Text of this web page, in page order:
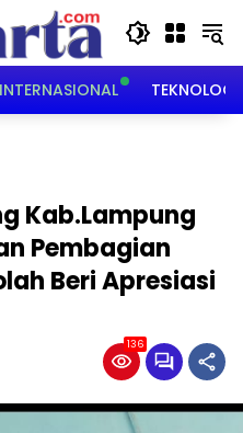
INTERNASIONAL TEKNOLOGI
Kab.Lampung
Pembagian
Beri Apresiasi
136